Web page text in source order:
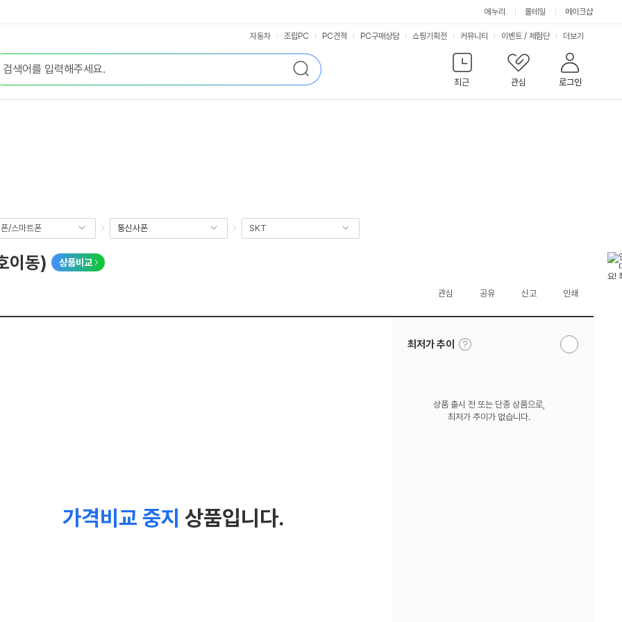
에누리 몰테일 메이크샵
검
색
최근
관심 로그인
자동차 조립PC PC견적 PC구매상담 쇼핑기획전 커뮤니티 이벤트 / 체험단 서
비
스
더보기
/스마트폰 통신사폰 SKT
이동) 상품비교
관심 공유 신고 인쇄
가격비교 중지 상품입니다.
최저가 추이
툴
팁
알
상품 출시 전 또는 단종 상품으로,
최저가 추이가 없습니다.